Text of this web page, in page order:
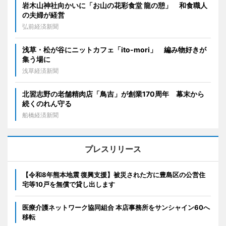
岩木山神社向かいに「お山の花彩食堂 龍の憩」 和食職人
の夫婦が経営
弘前経済新聞
浅草・松が谷にニットカフェ「ito-mori」 編み物好きが
集う場に
浅草経済新聞
北習志野の老舗精肉店「鳥吉」が創業170周年 幕末から
続くのれん守る
船橋経済新聞
プレスリリース
【令和8年熊本地震 復興支援】被災された方に豊島区の公営住
宅等10戸を無償で貸し出します
医療介護ネットワーク協同組合 本店事務所をサンシャイン60へ
移転